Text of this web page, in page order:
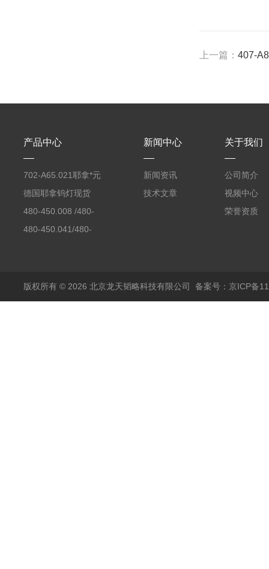
上一篇：407-
产品中心
702-A65.021耶拿*元
素分析仪反应罐
德国耶拿钨灯现货
480-450.008 /480-
450.008C耶拿镉Cd空
480-450.041/480-
包邮
新闻中心
新闻资讯
技术文章
关于我们
公司简介
视频中心
荣誉资质
版权所有 © 2026 北京龙天韬略科技有限公司 备案号：京ICP备